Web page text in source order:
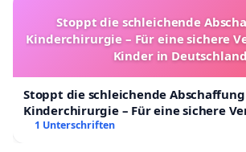
Stoppt die schleichende
Kinderchirurgie – Für eine sichere
Kinder in Deutschland
Stoppt die schleichende
Kinderchirurgie – Für eine sichere
Kinder in Deutschland
1 Unterschriften